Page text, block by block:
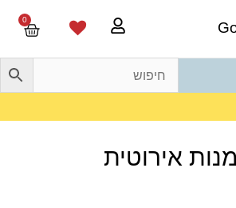
0
אירוטית